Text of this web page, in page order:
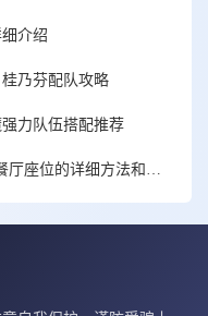
介绍
乃芬配队攻略
力队伍搭配推荐